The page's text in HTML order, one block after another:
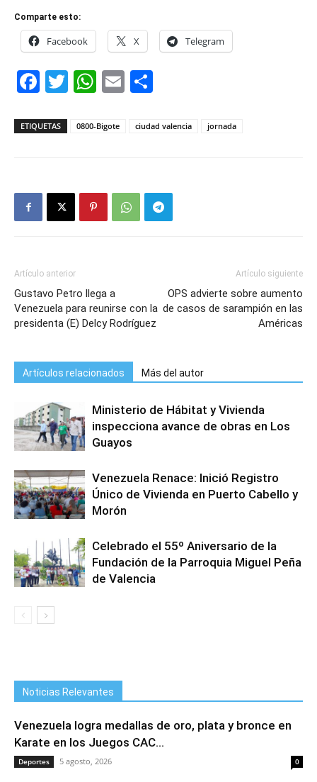
Comparte esto:
Facebook X Telegram
Facebook
Twitter
WhatsApp
Email
ETIQUETAS 0800-Bigote ciudad valencia jornada
Artículo anterior
Gustavo Petro llega a
Venezuela para reunirse con la
presidenta (E) Delcy Rodríguez
Artículo siguiente
OPS advierte sobre aumento
de casos de sarampión en las
Américas
Artículos relacionados Más del autor
Ministerio de Hábitat y Vivienda
inspecciona avance de obras en Los
Guayos
Venezuela Renace: Inició Registro
Único de Vivienda en Puerto Cabello y
Morón
Celebrado el 55º Aniversario de la
Fundación de la Parroquia Miguel Peña
de Valencia
Noticias Relevantes
Venezuela logra medallas de oro, plata y bronce en
Karate en los Juegos CAC...
Deportes 5 agosto, 2026 0